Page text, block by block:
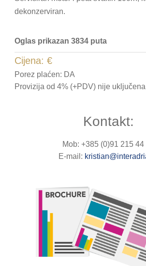
dekonzerviran.
Oglas prikazan 3834 puta
Cijena: €
Porez plaćen: DA
Provizija od 4% (+PDV) nije
Kontakt:
Mob: +385 (0)91 215 44
E-mail: